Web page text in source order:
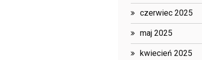
czerwiec 2025
maj 2025
kwiecień 2025